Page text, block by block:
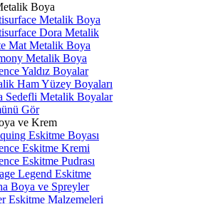
Boya
Metalik Boya
Dora Metalik
Mat Metalik Boya
Metalik Boya
Yaldız Boyalar
Ham Yüzey Boyaları
Sedefli Metalik Boyalar
Gör
ve Krem
Eskitme Boyası
Eskitme Kremi
Eskitme Pudrası
Legend Eskitme
Boya ve Spreyler
Eskitme Malzemeleri